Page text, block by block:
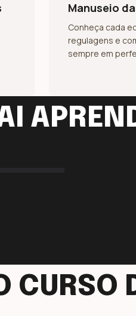
Manuseio
Conheça cada
regulagens e
sempre em
CURSO